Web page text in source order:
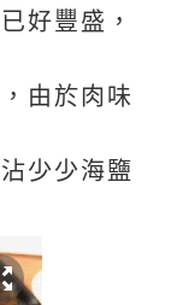
好豐盛，
由於肉味
少少海鹽